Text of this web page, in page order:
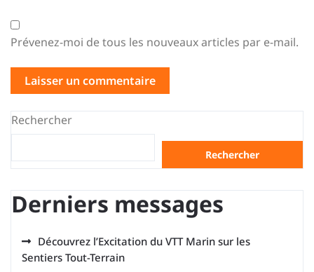
Prévenez-moi de tous les nouveaux articles par e-mail.
Rechercher
Rechercher
Derniers messages
Découvrez l’Excitation du VTT Marin sur les
Sentiers Tout-Terrain